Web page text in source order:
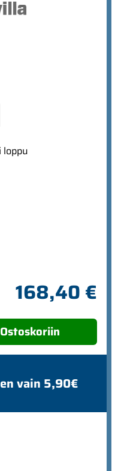
loppu
168,40 €
Ostoskoriin
vain 5,90€